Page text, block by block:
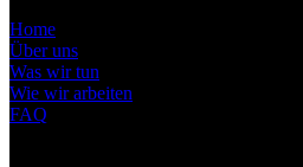
Home
Über uns
Was wir tun
Wie wir arbeiten
FAQ